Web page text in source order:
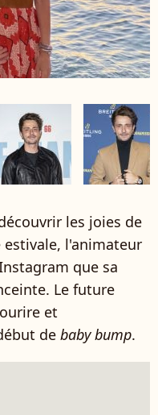
les joies de
estivale, l'animateur
que sa
Le future
et
de baby bump.